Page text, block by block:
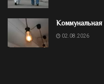
02.08.2026